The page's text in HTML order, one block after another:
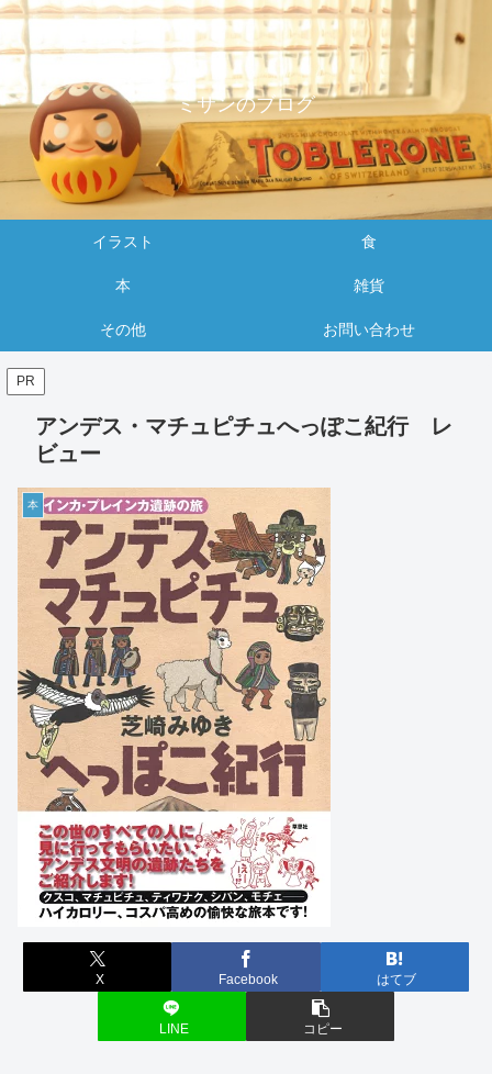
ミサンのブログ
イラスト 食
本 雑貨
その他 お問い合わせ
PR
アンデス・マチュピチュへっぽこ紀行 レ
ビュー
本
X Facebook はてブ
LINE コピー